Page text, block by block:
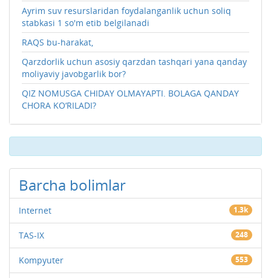
Ayrim suv resurslaridan foydalanganlik uchun soliq
stabkasi 1 so'm etib belgilanadi
RAQS bu-harakat,
Qarzdorlik uchun asosiy qarzdan tashqari yana qanday
moliyaviy javobgarlik bor?
QIZ NOMUSGA CHIDAY OLMAYAPTI. BOLAGA QANDAY
CHORA KO‘RILADI?
Barcha bolimlar
Internet 1.3k
TAS-IX 248
Kompyuter 553